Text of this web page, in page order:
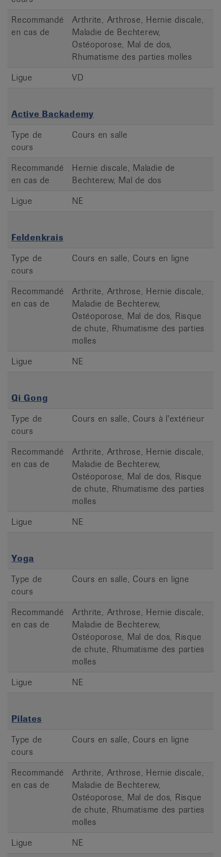
Recommandé
en cas de
Arthrite, Arthrose, Hernie discale,
Maladie de Bechterew,
Ostéoporose, Mal de dos,
Rhumatisme des parties molles
Ligue
VD
Active Backademy
Type de
cours
Cours en salle
Recommandé
en cas de
Hernie discale, Maladie de
Bechterew, Mal de dos
Ligue
NE
Feldenkrais
Type de
cours
Cours en salle, Cours en ligne
Recommandé
en cas de
Arthrite, Arthrose, Hernie discale,
Maladie de Bechterew,
Ostéoporose, Mal de dos, Risque
de chute, Rhumatisme des parties
molles
Ligue
NE
Qi Gong
Type de
cours
Cours en salle, Cours à l'extérieur
Recommandé
en cas de
Arthrite, Arthrose, Hernie discale,
Maladie de Bechterew,
Ostéoporose, Mal de dos, Risque
de chute, Rhumatisme des parties
molles
Ligue
NE
Yoga
Type de
cours
Cours en salle, Cours en ligne
Recommandé
en cas de
Arthrite, Arthrose, Hernie discale,
Maladie de Bechterew,
Ostéoporose, Mal de dos, Risque
de chute, Rhumatisme des parties
molles
Ligue
NE
Pilates
Type de
cours
Cours en salle, Cours en ligne
Recommandé
en cas de
Arthrite, Arthrose, Hernie discale,
Maladie de Bechterew,
Ostéoporose, Mal de dos, Risque
de chute, Rhumatisme des parties
molles
Ligue
NE